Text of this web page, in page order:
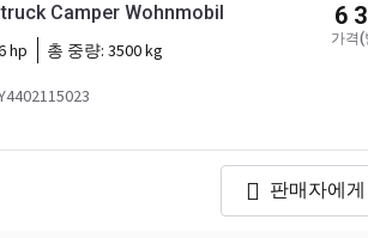
Camper Wohnmobil
hp 총 중량: 3500 kg
6
가격(
판매자에